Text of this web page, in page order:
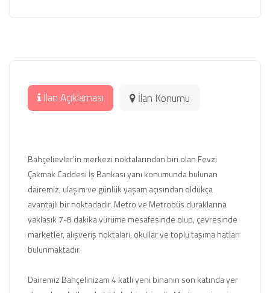
İlan Açıklaması İlan Konumu
Bahçelievler’in merkezi noktalarından biri olan Fevzi
Çakmak Caddesi İş Bankası yanı konumunda bulunan
dairemiz, ulaşım ve günlük yaşam açısından oldukça
avantajlı bir noktadadır. Metro ve Metrobüs duraklarına
yaklaşık 7-8 dakika yürüme mesafesinde olup, çevresinde
marketler, alışveriş noktaları, okullar ve toplu taşıma hatları
bulunmaktadır.
Dairemiz Bahçelinizam 4 katlı yeni binanın son katında yer